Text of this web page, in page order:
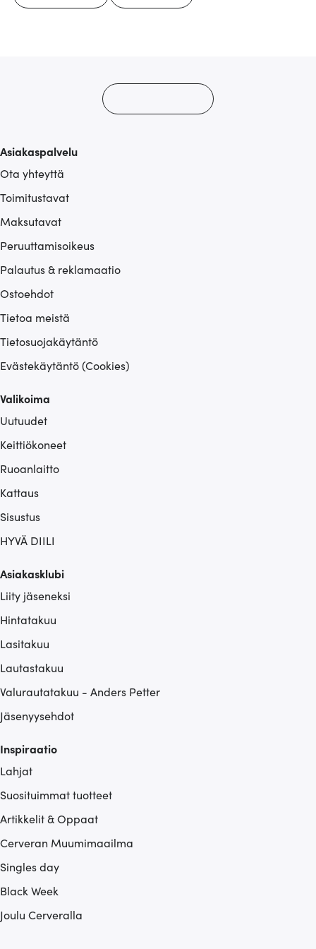
Asiakaspalvelu
Ota yhteyttä
Toimitustavat
Maksutavat
Peruuttamisoikeus
Palautus & reklamaatio
Ostoehdot
Tietoa meistä
Tietosuojakäytäntö
Evästekäytäntö (Cookies)
Valikoima
Uutuudet
Keittiökoneet
Ruoanlaitto
Kattaus
Sisustus
HYVÄ DIILI
Asiakasklubi
Liity jäseneksi
Hintatakuu
Lasitakuu
Lautastakuu
Valurautatakuu - Anders Petter
Jäsenyysehdot
Inspiraatio
Lahjat
Suosituimmat tuotteet
Artikkelit & Oppaat
Cerveran Muumimaailma
Singles day
Black Week
Joulu Cerveralla